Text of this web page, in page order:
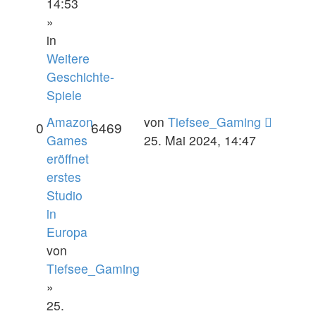
»
in
Weitere
Geschichte-
Spiele
Amazon
Games
eröffnet
erstes
Studio
in
Europa
von
Tiefsee_Gaming
»
25.
0 6469 von Tiefsee_Gaming
25. Mai 2024, 14:47